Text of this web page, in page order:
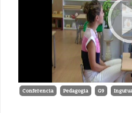
Conferencia Pedagogia G9